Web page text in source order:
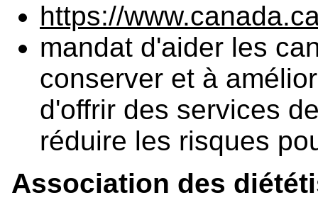
https://
mandat d'aider les
conserver et à
d'offrir des services
réduire les risques
Association des